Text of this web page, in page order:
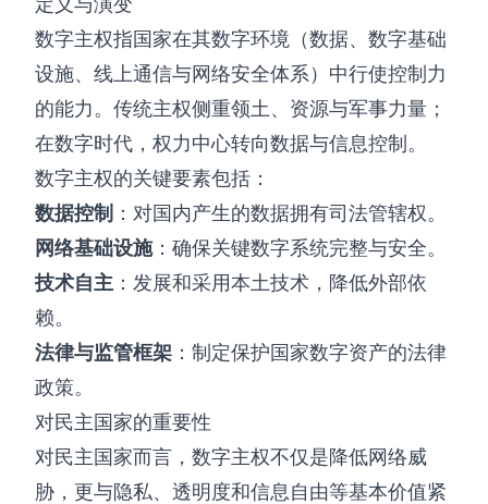
数字主权指国家在其数字环境（数据、数字基础
设施、线上通信与网络安全体系）中行使控制力
的能力。传统主权侧重领土、资源与军事力量；
在数字时代，权力中心转向数据与信息控制。
数字主权的关键要素包括：
数据控制 ：对国内产生的数据拥有司法管辖权。
网络基础设施：确保关键数字系统完整与安全。
技术自主 ：发展和采用本土技术，降低外部依
赖。
法律与监管框架 ：制定保护国家数字资产的法律
政策。
对民主国家的重要性
对民主国家而言，数字主权不仅是降低网络威
胁，更与隐私、透明度和信息自由等基本价值紧